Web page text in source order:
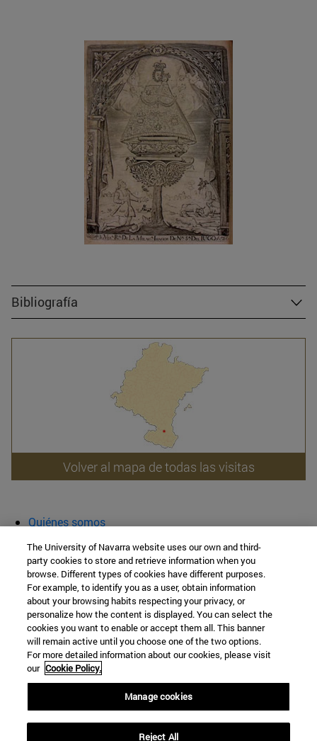
Bibliografía
Volver al mapa de todas las visitas
Quiénes somos
Aula abierta
Cátedra de Patrimonio y Arte Navarro
Facultad de Filosofía y Letras
Campus Universitario s/n
Navarra
España
The University of Navarra website uses our own and third-
party cookies to store and retrieve information when you
browse. Different types of cookies have different purposes.
For example, to identify you as a user, obtain information
about your browsing habits respecting your privacy, or
personalize how the content is displayed. You can select the
cookies you want to enable or accept them all. This banner
will remain active until you choose one of the two options.
For more detailed information about our cookies, please visit
our Cookie Policy.
Manage cookies
Reject All